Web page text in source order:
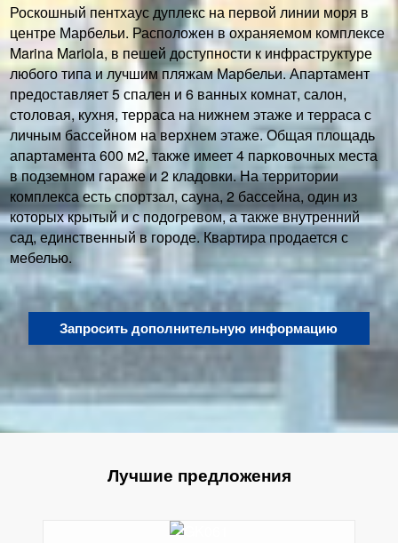
Роскошный пентхаус дуплекс на первой линии моря в
центре Марбельи. Расположен в охраняемом комплексе
Marina Mariola, в пешей доступности к инфраструктуре
любого типа и лучшим пляжам Марбельи. Апартамент
предоставляет 5 спален и 6 ванных комнат, салон,
столовая, кухня, терраса на нижнем этаже и терраса с
личным бассейном на верхнем этаже. Общая площадь
апартамента 600 м2, также имеет 4 парковочных места
в подземном гараже и 2 кладовки. На территории
комплекса есть спортзал, сауна, 2 бассейна, один из
которых крытый и с подогревом, а также внутренний
сад, единственный в городе. Квартира продается с
мебелью.
Запросить дополнительную информацию
Лучшие предложения